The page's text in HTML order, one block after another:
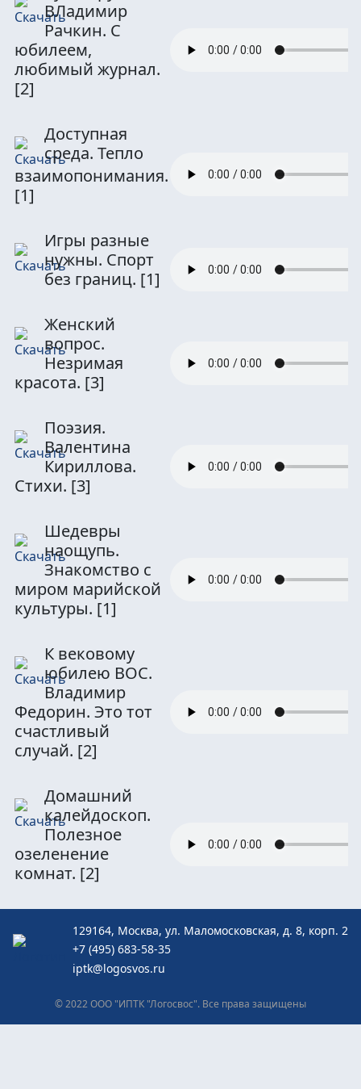
ВЛадимир
Рачкин. С
юбилеем,
любимый журнал.
[2]
Доступная
среда. Тепло
взаимопонимания.
[1]
Игры разные
нужны. Спорт
без границ. [1]
Женский
вопрос.
Незримая
красота. [3]
Поэзия.
Валентина
Кириллова.
Стихи. [3]
Шедевры
наощупь.
Знакомство с
миром марийской
культуры. [1]
К вековому
юбилею ВОС.
Владимир
Федорин. Это тот
счастливый
случай. [2]
Домашний
калейдоскоп.
Полезное
озеленение
комнат. [2]
129164, Москва, ул. Маломосковская, д. 8, корп. 2
+7 (495) 683-58-35
iptk@logosvos.ru
© 2022 ООО "ИПТК "Логосвос". Все права защищены